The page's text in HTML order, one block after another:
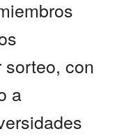
con
a